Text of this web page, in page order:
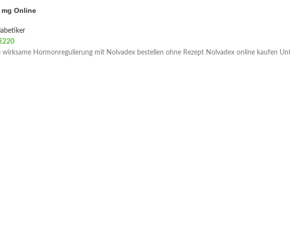
mg Online
220Price range: €160 through €220
wirksame Hormonregulierung mit Nolvadex bestellen ohne Rezept Nolvadex online kaufen